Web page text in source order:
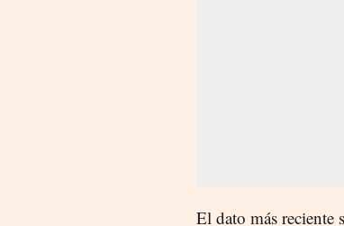
El dato más reciente